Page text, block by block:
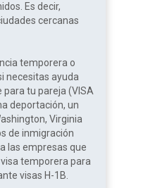
Es decir,
cercanas
temporera o
necesitas ayuda
tu pareja (VISA
deportación, un
Virginia
de inmigración
las empresas que
temporera para
visas H-1B.